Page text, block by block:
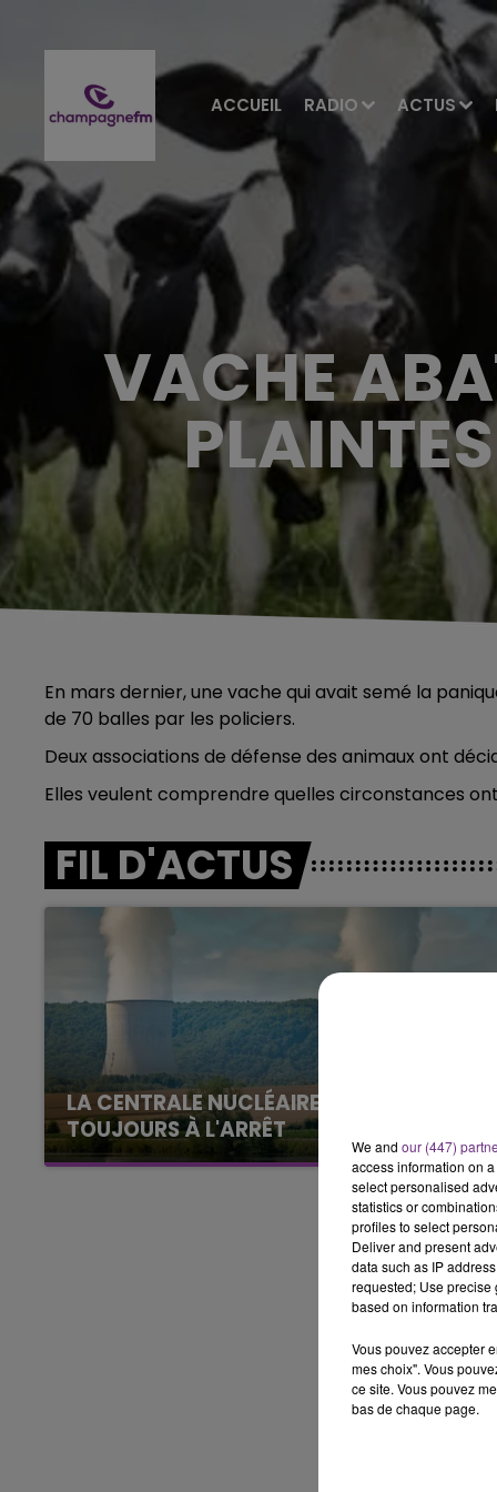
ACCUEIL RADIO ACTUS
OF DE LA FAMILLE
FM
VACHE
En mars dernier, une vache qui avait semé la
de 70 balles par les policiers.
Deux associations de défense des animaux ont
Elles veulent comprendre quelles circonstances
FIL D'ACTUS
LA CENTRALE NUCLÉAIRE DE CHOOZ
TOUJOURS À L'ARRÊT
Cela fait déjà une semaine que la centrale
nucléaire ardennaise est à l'arrêt. Une situation
justifiée par la sécheresse intense qui est
We and our (447)
access information on
select personalised
statistics or
profiles to select
Deliver and present
data such as IP
requested; Use precise
based on information
Vous pouvez accepter
mes choix". Vous
ce site. Vous pouvez
bas de chaque page.